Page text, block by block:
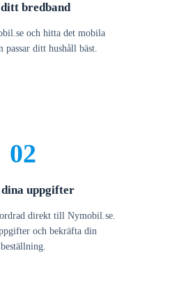
bredband
och hitta det mobila
passar ditt hushåll bäst.
02
uppgifter
direkt till Nymobil.se.
och bekräfta din
beställning.